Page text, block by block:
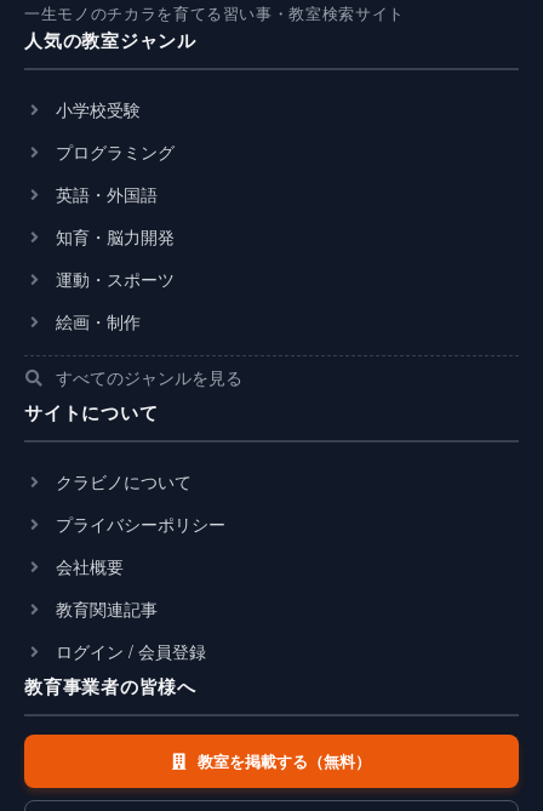
一生モノのチカラを育てる習い事・教室検索サイト
人気の教室ジャンル
小学校受験
プログラミング
英語・外国語
知育・脳力開発
運動・スポーツ
絵画・制作
すべてのジャンルを見る
サイトについて
クラビノについて
プライバシーポリシー
会社概要
教育関連記事
ログイン / 会員登録
教育事業者の皆様へ
教室を掲載する（無料）